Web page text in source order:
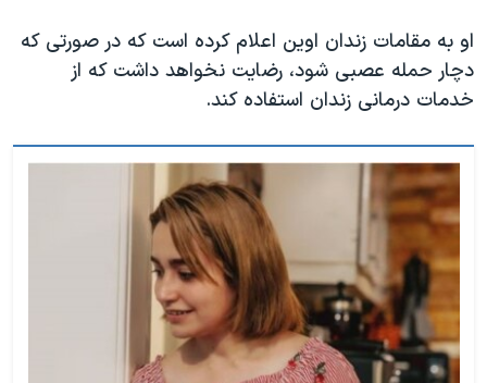
او به مقامات زندان اوین اعلام کرده است که در صورتی که
دچار حمله عصبی شود، رضایت نخواهد داشت که از
خدمات درمانی‌ زندان استفاده کند.